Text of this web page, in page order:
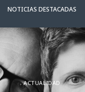
NOTICIAS DESTACADAS
ACTUALIDAD